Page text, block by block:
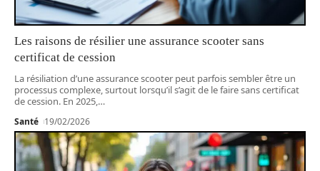
Les raisons de résilier une assurance scooter sans
certificat de cession
La résiliation d’une assurance scooter peut parfois sembler être un
processus complexe, surtout lorsqu’il s’agit de le faire sans certificat
de cession. En 2025,…
Santé 19/02/2026